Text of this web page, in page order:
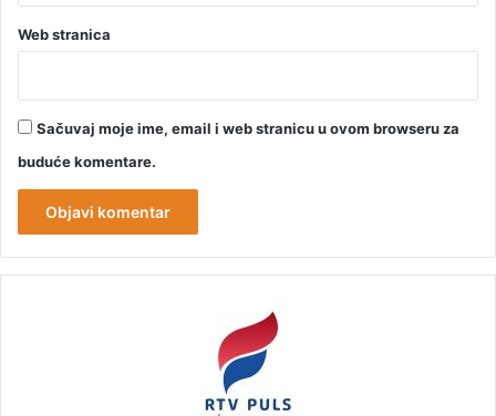
Web stranica
Sačuvaj moje ime, email i web stranicu u ovom browseru za
buduće komentare.